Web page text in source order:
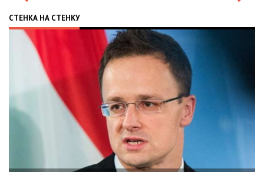
СТЕНКА НА СТЕНКУ